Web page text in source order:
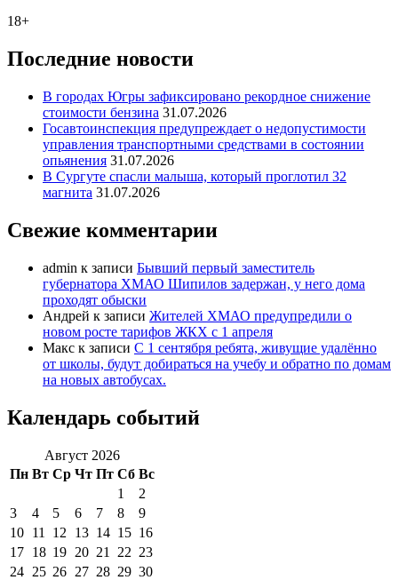
18+
Последние новости
В городах Югры зафиксировано рекордное снижение
стоимости бензина 31.07.2026
Госавтоинспекция предупреждает о недопустимости
управления транспортными средствами в состоянии
опьянения 31.07.2026
В Сургуте спасли малыша, который проглотил 32
магнита 31.07.2026
Свежие комментарии
admin к записи Бывший первый заместитель
губернатора ХМАО Шипилов задержан, у него дома
проходят обыски
Андрей к записи Жителей ХМАО предупредили о
новом росте тарифов ЖКХ с 1 апреля
Макс к записи С 1 сентября ребята, живущие удалённо
от школы, будут добираться на учебу и обратно по домам
на новых автобусах.
Календарь событий
Август 2026
Пн Вт Ср Чт Пт Сб Вс
1
2
3
4 5 6 7 8
9
10 11 12 13 14 15 16
17 18 19 20 21 22 23
24 25 26 27 28 29 30